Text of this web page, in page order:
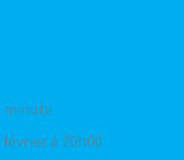
minute
février à 20h00